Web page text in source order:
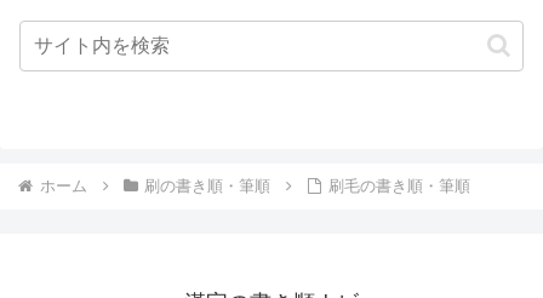
ホーム 刷の書き順・筆順 刷毛の書き順・筆順